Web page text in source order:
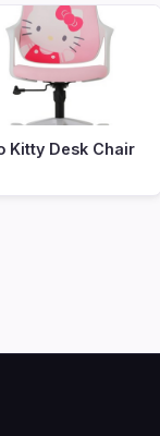
Kitty Desk Chair